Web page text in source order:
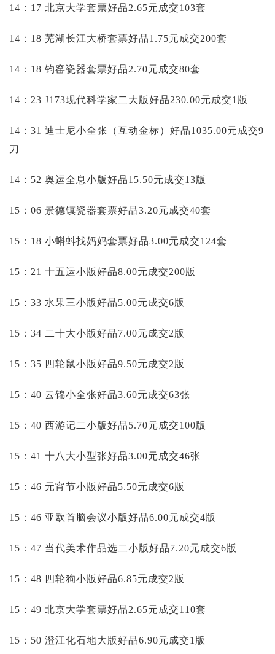
14：17 北京大学套票好品2.65元成交103套
14：18 芜湖长江大桥套票好品1.75元成交200套
14：18 钧窑瓷器套票好品2.70元成交80套
14：23 J173现代科学家二大版好品230.00元成交1版
14：31 迪士尼小全张（互动金标）好品1035.00元成交9
刀
14：52 奥运全息小版好品15.50元成交13版
15：06 景德镇瓷器套票好品3.20元成交40套
15：18 小蝌蚪找妈妈套票好品3.00元成交124套
15：21 十五运小版好品8.00元成交200版
15：33 水果三小版好品5.00元成交6版
15：34 二十大小版好品7.00元成交2版
15：35 四轮鼠小版好品9.50元成交2版
15：40 云锦小全张好品3.60元成交63张
15：40 西游记二小版好品5.70元成交100版
15：41 十八大小型张好品3.00元成交46张
15：46 元宵节小版好品5.50元成交6版
15：46 亚欧首脑会议小版好品6.00元成交4版
15：47 当代美术作品选二小版好品7.20元成交6版
15：48 四轮狗小版好品6.85元成交2版
15：49 北京大学套票好品2.65元成交110套
15：50 澄江化石地大版好品6.90元成交1版